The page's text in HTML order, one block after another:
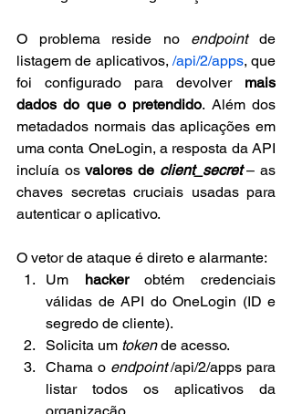
O problema reside no endpoint de
listagem de aplicativos, /api/2/apps, que
foi configurado para devolver mais
dados do que o pretendido. Além dos
metadados normais das aplicações em
uma conta OneLogin, a resposta da API
incluía os valores de client_secret – as
chaves secretas cruciais usadas para
autenticar o aplicativo.
O vetor de ataque é direto e alarmante:
Um hacker obtém credenciais
válidas de API do OneLogin (ID e
segredo de cliente).
Solicita um token de acesso.
Chama o endpoint /api/2/apps para
listar todos os aplicativos da